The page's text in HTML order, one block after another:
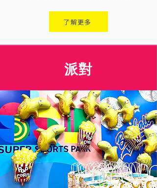
了解更多
派對